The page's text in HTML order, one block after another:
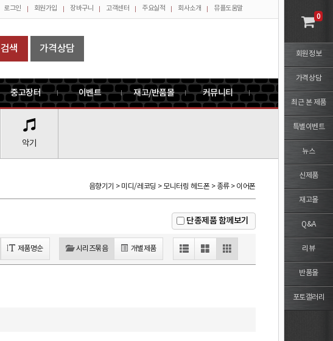
중고장터 이벤트 재고/반품몰 커뮤니티
악기
로그인 회원가입 장바구니 고객센터 주요실적 회사소개 뮤플도움말
검색 가격상담
음향기기 > 미디/레코딩 > 모니터링 헤드폰 > 종류 > 이어폰
단종제품 함께보기
제품명순 시리즈묶음 개별제품
0
회원정보
가격상담
최근 본 제품
특별이벤트
뉴스
신제품
재고몰
Q&A
리뷰
반품몰
포토갤러리